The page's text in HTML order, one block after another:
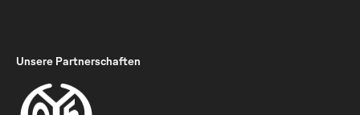
Unsere Partnerschaften